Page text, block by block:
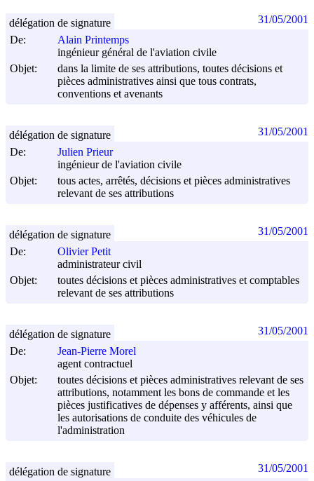
De:
Alain Printemps
ingénieur général de l'aviation civile
Objet:
dans la limite de ses attributions, toutes décisions et
pièces administratives ainsi que tous contrats,
conventions et avenants
délégation de signature 31/05/2001
De:
Julien Prieur
ingénieur de l'aviation civile
Objet:
tous actes, arrêtés, décisions et pièces administratives
relevant de ses attributions
délégation de signature 31/05/2001
De:
Olivier Petit
administrateur civil
Objet:
toutes décisions et pièces administratives et comptables
relevant de ses attributions
délégation de signature 31/05/2001
De:
Jean-Pierre Morel
agent contractuel
Objet:
toutes décisions et pièces administratives relevant de ses
attributions, notamment les bons de commande et les
pièces justificatives de dépenses y afférents, ainsi que
les autorisations de conduite des véhicules de
l'administration
délégation de signature 31/05/2001
délégation de signature 31/05/2001